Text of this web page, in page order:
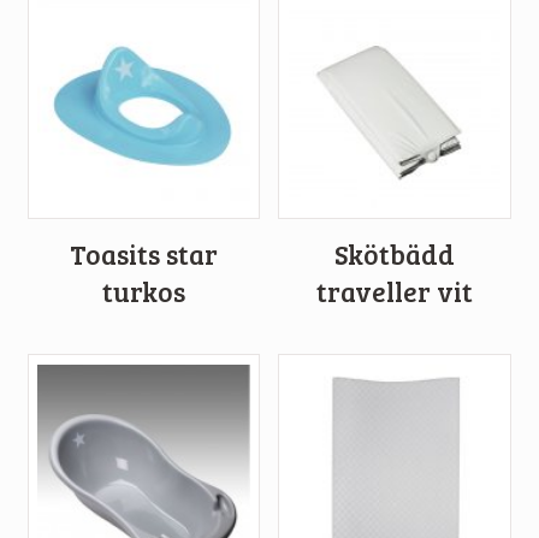
Toasits star
turkos
Skötbädd
traveller vit